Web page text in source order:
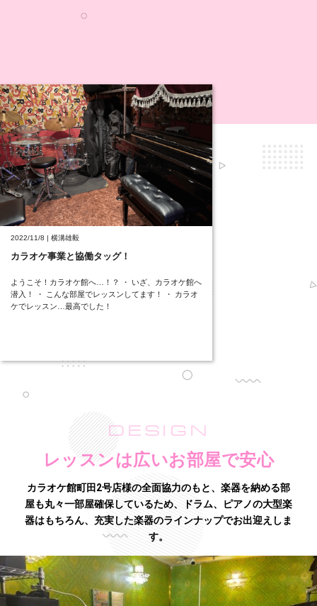
2022/11/8 | 横溝雄毅
カラオケ事業と協働タッグ！
ようこそ！カラオケ館へ…！？ ・ いざ、カラオケ館へ
潜入！ ・ こんな部屋でレッスンしてます！ ・ カラオ
ケでレッスン…最高でした！
DESIGN
レッスンは広いお部屋で安心
カラオケ館町田2号店様の全面協力のもと、楽器を納める部
屋も丸々一部屋確保しているため、
ドラム、ピアノの大型楽
器はもちろん、充実した楽器のラインナップでお出迎えしま
す。